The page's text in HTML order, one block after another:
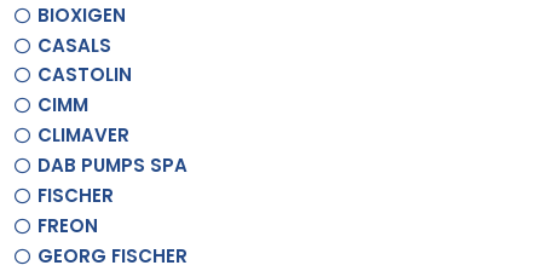
BIOXIGEN
CASALS
CASTOLIN
CIMM
CLIMAVER
DAB PUMPS SPA
FISCHER
FREON
GEORG FISCHER